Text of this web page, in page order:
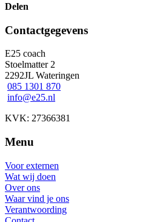
Delen
Contactgegevens
E25 coach
Stoelmatter 2
2292JL Wateringen
085 1301 870
info@e25.nl
KVK: 27366381
Menu
Voor externen
Wat wij doen
Over ons
Waar vind je ons
Verantwoording